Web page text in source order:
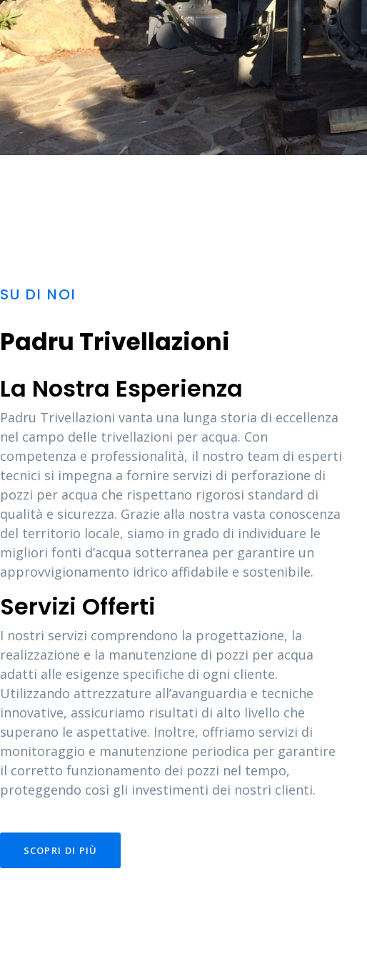
SU DI NOI
Padru Trivellazioni
La Nostra Esperienza
Padru Trivellazioni vanta una lunga storia di eccellenza
nel campo delle trivellazioni per acqua. Con
competenza e professionalità, il nostro team di esperti
tecnici si impegna a fornire servizi di perforazione di
pozzi per acqua che rispettano rigorosi standard di
qualità e sicurezza. Grazie alla nostra vasta conoscenza
del territorio locale, siamo in grado di individuare le
migliori fonti d’acqua sotterranea per garantire un
approvvigionamento idrico affidabile e sostenibile.
Servizi Offerti
I nostri servizi comprendono la progettazione, la
realizzazione e la manutenzione di pozzi per acqua
adatti alle esigenze specifiche di ogni cliente.
Utilizzando attrezzature all’avanguardia e tecniche
innovative, assicuriamo risultati di alto livello che
superano le aspettative. Inoltre, offriamo servizi di
monitoraggio e manutenzione periodica per garantire
il corretto funzionamento dei pozzi nel tempo,
proteggendo così gli investimenti dei nostri clienti.
SCOPRI DI PIÙ